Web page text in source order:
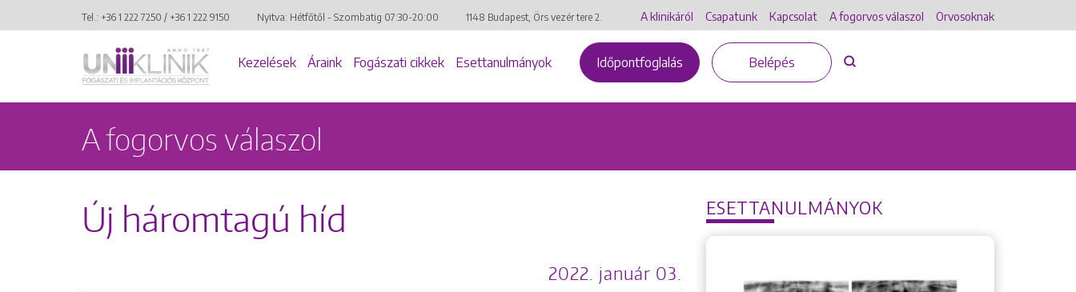
Tel.: +36 1 222 7250 / +36 1 222 9150 Nyitva: Hétfőtől - Szombatig 07:30-20:00 1148 Budapest, Örs vezér tere 2. A klinikáról Csapatunk Kapcsolat A fogorvos válaszol Orvosoknak
Kezelések Áraink Fogászati cikkek Esettanulmányok Időpontfoglalás Belépés
A fogorvos válaszol
Új háromtagú híd
2022. január 03.
ESETTANULMÁNYOK